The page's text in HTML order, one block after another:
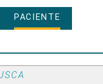
PACIENTE